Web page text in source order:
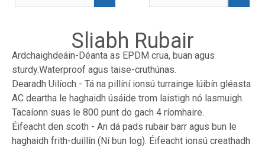
Sliabh Rubair
Ardchaighdeáin-Déanta as EPDM crua, buan agus
sturdy.Waterproof agus taise-cruthúnas.
Dearadh Uilíoch - Tá na pillíní ionsú turrainge lúibín gléasta
AC deartha le haghaidh úsáide trom laistigh nó lasmuigh.
Tacaíonn suas le 800 punt do gach 4 ríomhaire.
Éifeacht den scoth - An dá pads rubair barr agus bun le
haghaidh frith-duillín (Ní bun log). Éifeacht ionsú creathadh